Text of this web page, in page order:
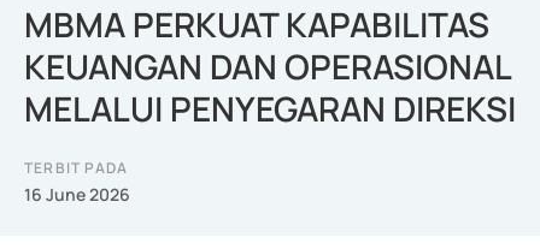
MBMA PERKUAT KAPABILITAS
KEUANGAN DAN OPERASIONAL
MELALUI PENYEGARAN DIREKSI
TERBIT PADA
16 June 2026